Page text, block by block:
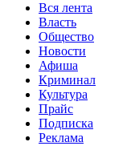
Вся лента
Власть
Общество
Новости
Афиша
Криминал
Культура
Прайс
Подписка
Реклама